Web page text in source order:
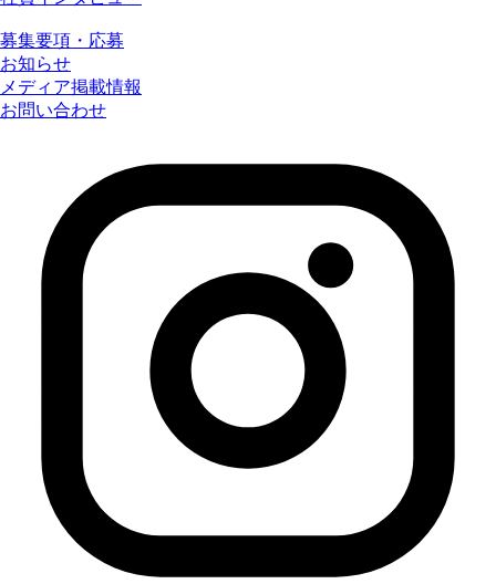
募集要項・応募
お知らせ
メディア掲載情報
お問い合わせ